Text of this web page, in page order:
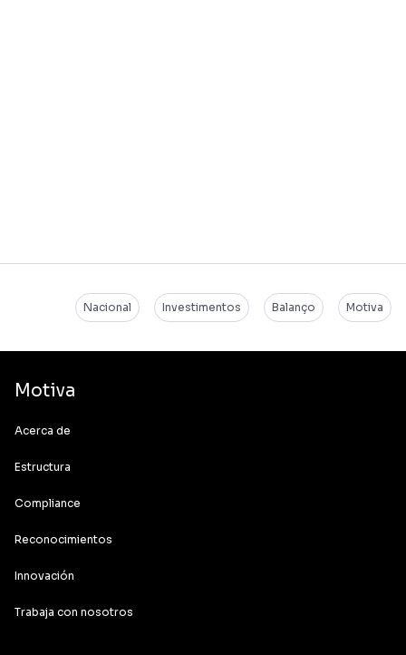
Nacional Investimentos Balanço Motiva
Motiva
Acerca de
Estructura
Compliance
Reconocimientos
Innovación
Trabaja con nosotros